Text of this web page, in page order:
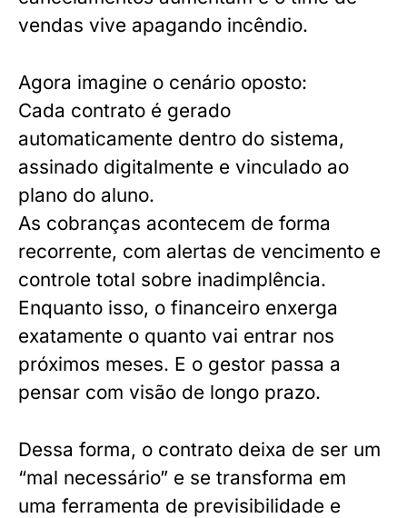
vendas vive apagando incêndio.
Agora imagine o cenário oposto:
Cada contrato é gerado
automaticamente dentro do sistema,
assinado digitalmente e vinculado ao
plano do aluno.
As cobranças acontecem de forma
recorrente, com alertas de vencimento e
controle total sobre inadimplência.
Enquanto isso, o financeiro enxerga
exatamente o quanto vai entrar nos
próximos meses. E o gestor passa a
pensar com visão de longo prazo.
Dessa forma, o contrato deixa de ser um
“mal necessário” e se transforma em
uma ferramenta de previsibilidade e